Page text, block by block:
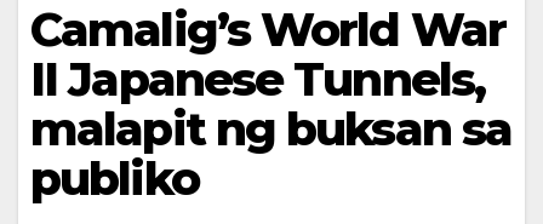
Camalig’s World War
II Japanese Tunnels,
malapit ng buksan sa
publiko